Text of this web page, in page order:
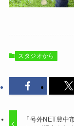
スタジオから
「号外NET豊中